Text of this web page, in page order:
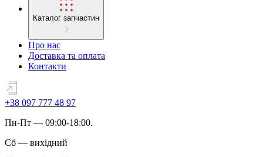
Каталог запчастин
Про нас
Доставка та оплата
Контакти
+38 097 777 48 97
Пн-Пт — 09:00-18:00.
Сб — вихідний